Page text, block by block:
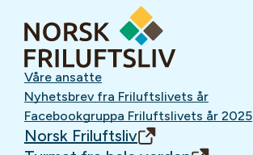
Våre ansatte
Nyhetsbrev fra Friluftslivets år
Facebookgruppa Friluftslivets år 2025
Norsk Friluftsliv